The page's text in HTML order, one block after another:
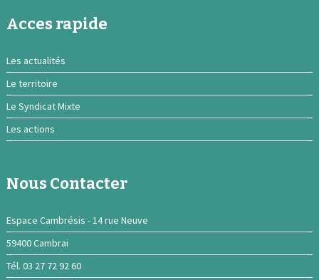
Acces rapide
Les actualités
Le territoire
Le Syndicat Mixte
Les actions
Nous Contacter
Espace Cambrésis - 14 rue Neuve
59400 Cambrai
Tél. 03 27 72 92 60